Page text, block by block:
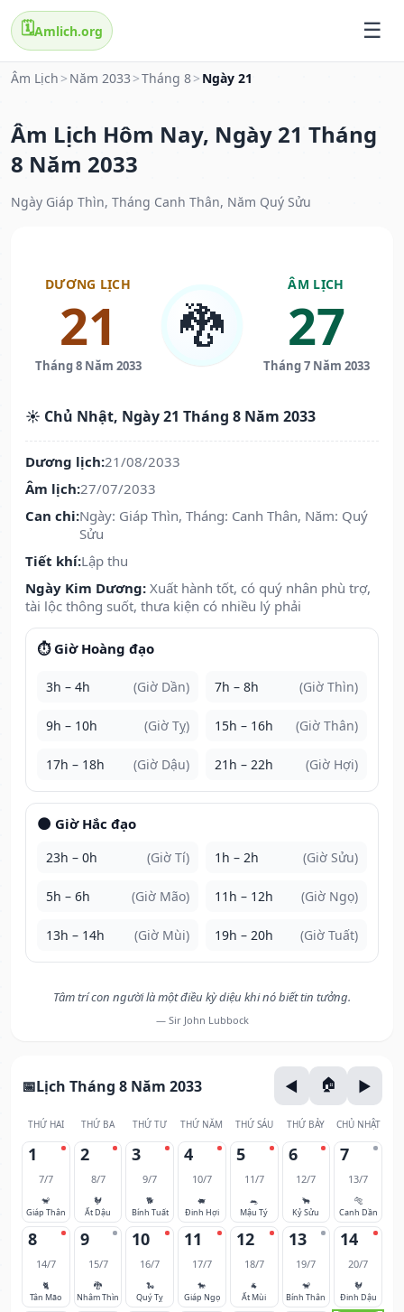
🗓️Amlich.org
Âm Lịch > Năm 2033 >Tháng 8> Ngày 21
Âm Lịch Hôm Nay, Ngày 21 Tháng
8 Năm 2033
Ngày Giáp Thìn, Tháng Canh Thân, Năm Quý Sửu
DƯƠNG LỊCH
21
Tháng 8 Năm 2033
🐉
ÂM LỊCH
27
Tháng 7 Năm 2033
☀️ Chủ Nhật, Ngày 21 Tháng 8 Năm 2033
Dương lịch:21/08/2033
Âm lịch:27/07/2033
Can chi:Ngày: Giáp Thìn, Tháng: Canh Thân, Năm: Quý
Sửu
Tiết khí:Lập thu
Ngày Kim Dương: Xuất hành tốt, có quý nhân phù trợ,
tài lộc thông suốt, thưa kiện có nhiều lý phải
⏱️ Giờ Hoàng đạo
3h – 4h (Giờ Dần) 7h – 8h (Giờ Thìn)
9h – 10h (Giờ Tỵ) 15h – 16h (Giờ Thân)
17h – 18h (Giờ Dậu) 21h – 22h (Giờ Hợi)
🌑 Giờ Hắc đạo
23h – 0h (Giờ Tí) 1h – 2h (Giờ Sửu)
5h – 6h (Giờ Mão) 11h – 12h (Giờ Ngọ)
13h – 14h (Giờ Mùi) 19h – 20h (Giờ Tuất)
Tâm trí con người là một điều kỳ diệu khi nó biết tin tưởng.
— Sir John Lubbock
Lịch Tháng 8 Năm 2033
THỨ HAI THỨ BA THỨ TƯ THỨ NĂM THỨ SÁU THỨ BẢY CHỦ NHẬT
1
7/7
🐒
Giáp Thân
2
8/7
🐓
Ất Dậu
3
9/7
🐕
Bính Tuất
4
10/7
🐖
Đinh Hợi
5
11/7
🐀
Mậu Tý
6
12/7
🐂
Kỷ Sửu
7
13/7
🐅
Canh Dần
8
14/7
🐈
Tân Mão
9
15/7
🐉
Nhâm Thìn
10
16/7
🐍
Quý Tỵ
11
17/7
🐎
Giáp Ngọ
12
18/7
🐐
Ất Mùi
13
19/7
🐒
Bính Thân
14
20/7
🐓
Đinh Dậu